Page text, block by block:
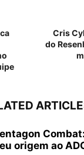
Cris
do
origem ao